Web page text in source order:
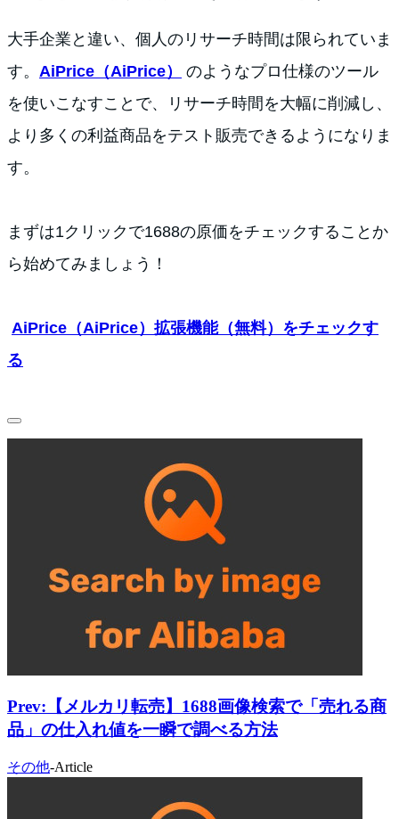
大手企業と違い、個人のリサーチ時間は限られていま
す。 AiPrice（AiPrice）
のようなプロ仕様のツール
を使いこなすことで、リサーチ時間を大幅に削減し、
より多くの利益商品をテスト販売できるようになりま
す。
まずは1クリックで1688の原価をチェックすることか
ら始めてみましょう！
AiPrice（AiPrice）拡張機能（無料）をチェックす
る
Prev: 【メルカリ転売】1688画像検索で「売れる商
品」の仕入れ値を一瞬で調べる方法
その他-Article